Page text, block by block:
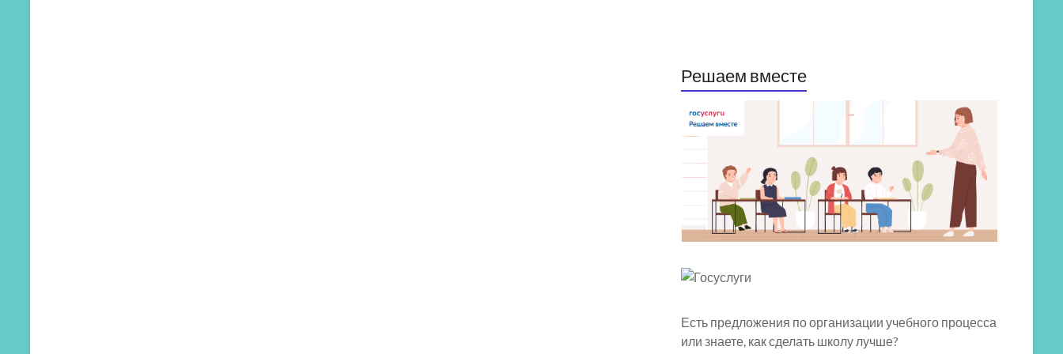
Решаем вместе
Есть предложения по организации учебного процесса
или знаете, как сделать школу лучше?